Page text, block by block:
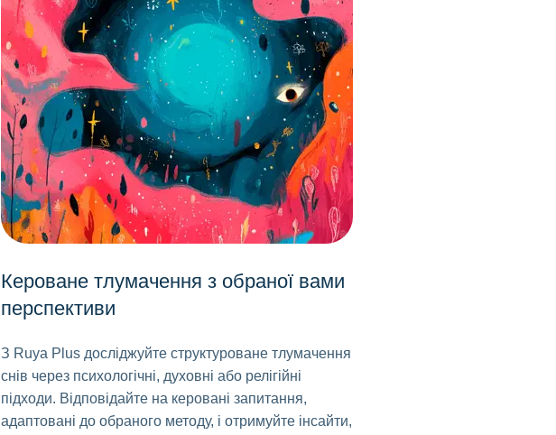
Кероване тлумачення з обраної вами
перспективи
З Ruya Plus досліджуйте структуроване тлумачення
снів через психологічні, духовні або релігійні
підходи. Відповідайте на керовані запитання,
адаптовані до обраного методу, і отримуйте інсайти,